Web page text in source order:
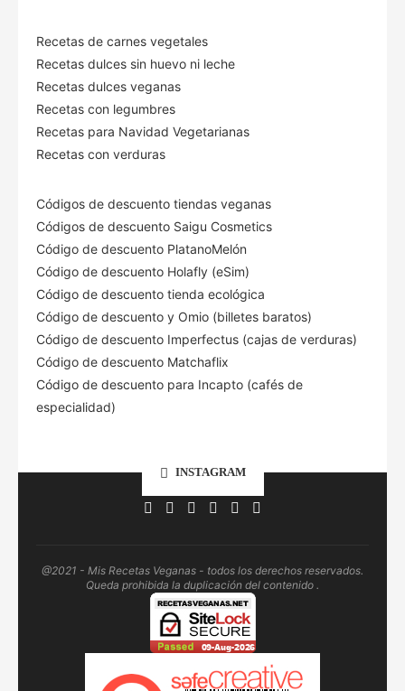
Recetas de carnes vegetales
Recetas dulces sin huevo ni leche
Recetas dulces veganas
Recetas con legumbres
Recetas para Navidad Vegetarianas
Recetas con verduras
Códigos de descuento tiendas veganas
Códigos de descuento Saigu Cosmetics
Código de descuento PlatanoMelón
Código de descuento Holafly (eSim)
Código de descuento tienda ecológica
Código de descuento y Omio (billetes baratos)
Código de descuento Imperfectus (cajas de verduras)
Código de descuento Matchaflix
Código de descuento para Incapto (cafés de
especialidad)
INSTAGRAM
@2021 - Mis Recetas Veganas - todos los derechos reservados.
Queda prohibida la duplicación del contenido .